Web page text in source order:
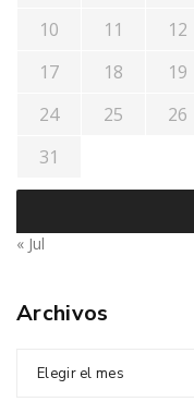
10
11 12
17
18 19
24
25 26
31
« Jul
Archivos
Elegir el mes